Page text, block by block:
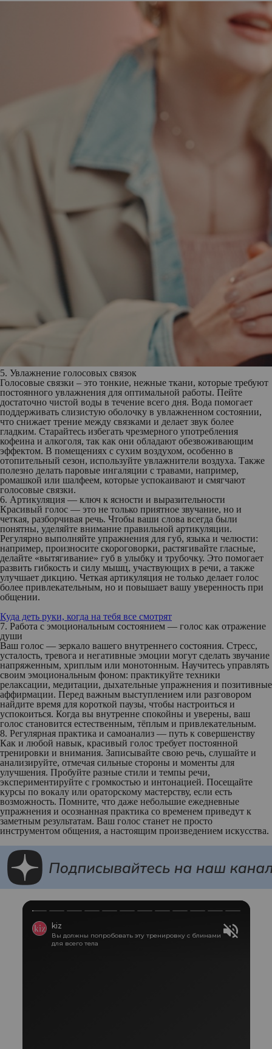
5. Увлажнение голосовых связок
Голосовые связки – это тонкие, нежные ткани, которые требуют
постоянного увлажнения для оптимальной работы. Пейте
достаточно чистой воды в течение всего дня. Вода помогает
поддерживать слизистую оболочку в увлажненном состоянии,
что снижает трение между связками и делает звук более
гладким. Старайтесь избегать чрезмерного употребления
кофеина и алкоголя, так как они обладают обезвоживающим
эффектом. В помещениях с сухим воздухом, особенно в
отопительный сезон, используйте увлажнители воздуха. Также
полезно делать паровые ингаляции с травами, например,
ромашкой или шалфеем, которые успокаивают и смягчают
голосовые связки.
6. Артикуляция — ключ к ясности и выразительности
Красивый голос — это не только приятное звучание, но и
четкая, разборчивая речь. Чтобы ваши слова всегда были
понятны, уделяйте внимание правильной артикуляции.
Регулярно выполняйте упражнения для губ, языка и челюсти:
например, произносите скороговорки, растягивайте гласные,
делайте «вытягивание» губ в улыбку и трубочку. Это помогает
развить гибкость и силу мышц, участвующих в речи, а также
улучшает дикцию. Четкая артикуляция не только делает голос
более привлекательным, но и повышает вашу уверенность при
общении.
Куда деть руки, когда на тебя все смотрят
7. Работа с эмоциональным состоянием — голос как отражение
души
Ваш голос — зеркало вашего внутреннего состояния. Стресс,
усталость, тревога и негативные эмоции могут сделать звучание
напряженным, хриплым или монотонным. Научитесь управлять
своим эмоциональным фоном: практикуйте техники
релаксации, медитации, дыхательные упражнения и позитивные
аффирмации. Перед важным выступлением или разговором
найдите время для короткой паузы, чтобы настроиться и
успокоиться. Когда вы внутренне спокойны и уверены, ваш
голос становится естественным, тёплым и привлекательным.
8. Регулярная практика и самоанализ — путь к совершенству
Как и любой навык, красивый голос требует постоянной
тренировки и внимания. Записывайте свою речь, слушайте и
анализируйте, отмечая сильные стороны и моменты для
улучшения. Пробуйте разные стили и темпы речи,
экспериментируйте с громкостью и интонацией. Посещайте
курсы по вокалу или ораторскому мастерству, если есть
возможность. Помните, что даже небольшие ежедневные
упражнения и осознанная практика со временем приведут к
заметным результатам. Ваш голос станет не просто
инструментом общения, а настоящим произведением искусства.